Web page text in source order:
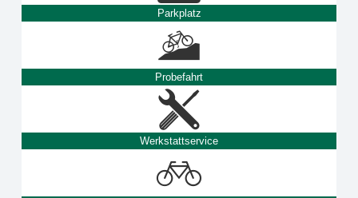
Parkplatz
Probefahrt
Werkstattservice